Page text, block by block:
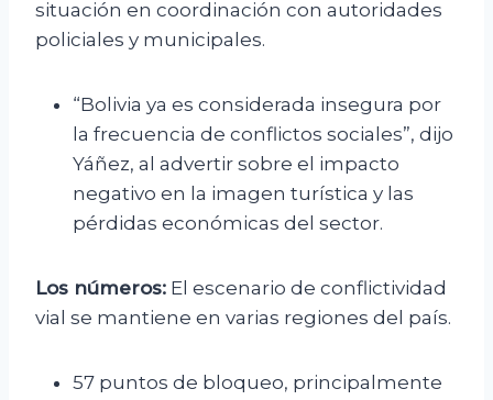
situación en coordinación con autoridades
policiales y municipales.
“Bolivia ya es considerada insegura por
la frecuencia de conflictos sociales”, dijo
Yáñez, al advertir sobre el impacto
negativo en la imagen turística y las
pérdidas económicas del sector.
Los números: El escenario de conflictividad
vial se mantiene en varias regiones del país.
57 puntos de bloqueo, principalmente